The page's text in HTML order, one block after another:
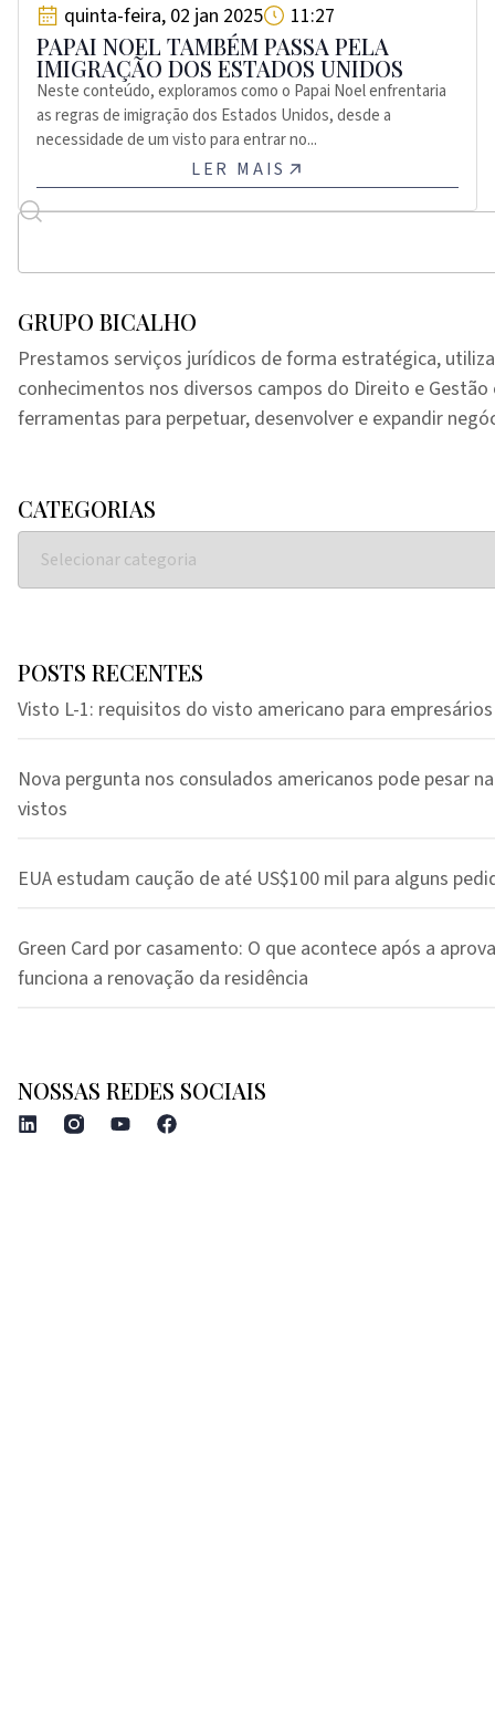
quinta-feira, 02 jan 2025 11:27
PAPAI NOEL TAMBÉM PASSA PELA
IMIGRAÇÃO DOS ESTADOS UNIDOS
Neste conteúdo, exploramos como o Papai Noel enfrentaria
as regras de imigração dos Estados Unidos, desde a
necessidade de um visto para entrar no...
LER MAIS
GRUPO BICALHO
Prestamos serviços jurídicos de forma estratégica,
conhecimentos nos diversos campos do Direito e
ferramentas para perpetuar, desenvolver e expandir
CATEGORIAS
POSTS RECENTES
Visto L-1: requisitos do visto americano para empresários
Nova pergunta nos consulados americanos pode pesar
vistos
EUA estudam caução de até US$100 mil para alguns
Green Card por casamento: O que acontece após a
funciona a renovação da residência
NOSSAS REDES SOCIAIS